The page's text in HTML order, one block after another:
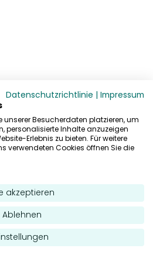
Datenschutzrichtlinie | Impressum
unserer Besucherdaten platzieren, um
personalisierte Inhalte anzuzeigen
Erlebnis zu bieten. Für weitere
verwendeten Cookies öffnen Sie die
akzeptieren
Ablehnen